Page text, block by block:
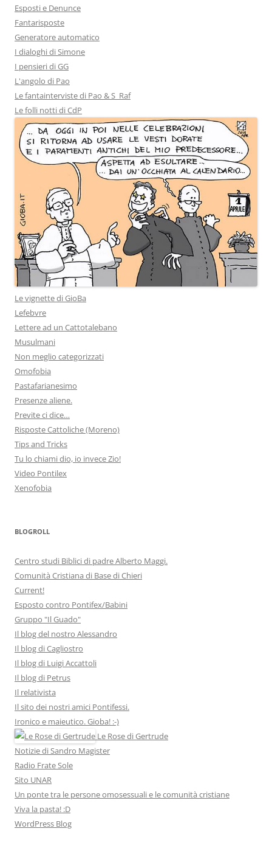
Esposti e Denunce
Fantarisposte
Generatore automatico
I dialoghi di Simone
I pensieri di GG
L'angolo di Pao
Le fantainterviste di Pao & S_Raf
Le folli notti di CdP
Le vignette di GioBa
Lefebvre
Lettere ad un Cattotalebano
Musulmani
Non meglio categorizzati
Omofobia
Pastafarianesimo
Presenze aliene.
Previte ci dice…
Risposte Cattoliche (Moreno)
Tips and Tricks
Tu lo chiami dio, io invece Zio!
Video Pontilex
Xenofobia
BLOGROLL
Centro studi Biblici di padre Alberto Maggi.
Comunità Cristiana di Base di Chieri
Current!
Esposto contro Pontifex/Babini
Gruppo "Il Guado"
Il blog del nostro Alessandro
Il blog di Cagliostro
Il blog di Luigi Accattoli
Il blog di Petrus
Il relativista
Il sito dei nostri amici Pontifessi.
Ironico e maieutico. Gioba! :-)
Le Rose di Gertrude
Notizie di Sandro Magister
Radio Frate Sole
Sito UNAR
Un ponte tra le persone omosessuali e le comunità cristiane
Viva la pasta! :D
WordPress Blog